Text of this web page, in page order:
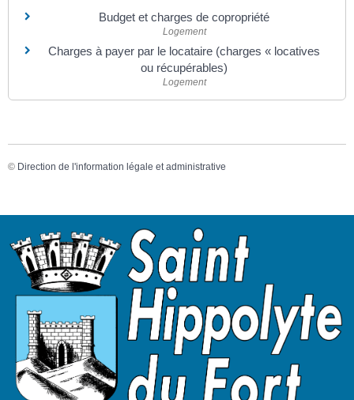
Budget et charges de copropriété
Logement
Charges à payer par le locataire (charges « locatives
ou récupérables)
Logement
© Direction de l'information légale et administrative